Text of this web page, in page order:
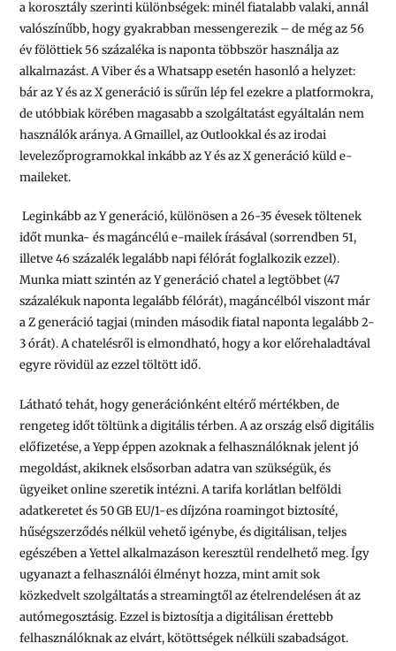
a korosztály szerinti különbségek: minél fiatalabb valaki, annál
valószínűbb, hogy gyakrabban messengerezik – de még az 56
év fölöttiek 56 százaléka is naponta többször használja az
alkalmazást. A Viber és a Whatsapp esetén hasonló a helyzet:
bár az Y és az X generáció is sűrűn lép fel ezekre a platformokra,
de utóbbiak körében magasabb a szolgáltatást egyáltalán nem
használók aránya. A Gmaillel, az Outlookkal és az irodai
levelezőprogramokkal inkább az Y és az X generáció küld e-
maileket.
Leginkább az Y generáció, különösen a 26-35 évesek töltenek
időt munka- és magáncélú e-mailek írásával (sorrendben 51,
illetve 46 százalék legalább napi félórát foglalkozik ezzel).
Munka miatt szintén az Y generáció chatel a legtöbbet (47
százalékuk naponta legalább félórát), magáncélból viszont már
a Z generáció tagjai (minden második fiatal naponta legalább 2-
3 órát). A chatelésről is elmondható, hogy a kor előrehaladtával
egyre rövidül az ezzel töltött idő.
Látható tehát, hogy generációnként eltérő mértékben, de
rengeteg időt töltünk a digitális térben. A az ország első digitális
előfizetése, a Yepp éppen azoknak a felhasználóknak jelent jó
megoldást, akiknek elsősorban adatra van szükségük, és
ügyeiket online szeretik intézni. A tarifa korlátlan belföldi
adatkeretet és 50 GB EU/1-es díjzóna roamingot biztosíté,
hűségszerződés nélkül vehető igénybe, és digitálisan, teljes
egészében a Yettel alkalmazáson keresztül rendelhető meg. Így
ugyanazt a felhasználói élményt hozza, mint amit sok
közkedvelt szolgáltatás a streamingtől az ételrendelésen át az
autómegosztásig. Ezzel is biztosítja a digitálisan érettebb
felhasználóknak az elvárt, kötöttségek nélküli szabadságot.